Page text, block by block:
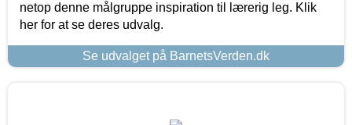
netop denne målgruppe inspiration til lærerig leg. Klik
her for at se deres udvalg.
Se udvalget på BarnetsVerden.dk